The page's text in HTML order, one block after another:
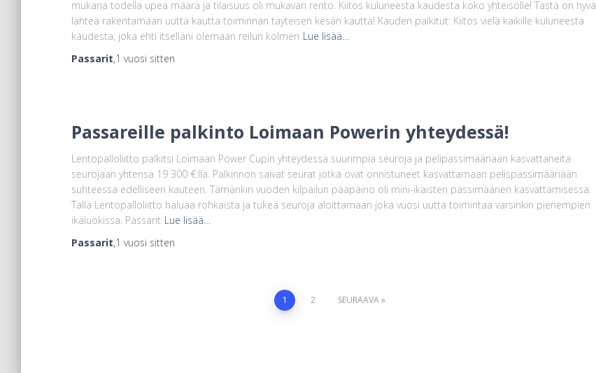
mukana todella upea määrä ja tilaisuus oli mukavan rento. Kiitos kuluneesta kaudesta koko yhteisölle! Tästä on hyvä
lähteä rakentamaan uutta kautta toiminnan täyteisen kesän kautta! Kauden palkitut: Kiitos vielä kaikille kuluneesta
kaudesta, joka ehti itselläni olemaan reilun kolmen Lue lisää…
Passarit,1 vuosi sitten
Passareille palkinto Loimaan Powerin yhteydessä!
Lentopalloliitto palkitsi Loimaan Power Cupin yhteydessä suurimpia seuroja ja pelipassimääriään kasvattaneita
seurojaan yhtensä 19 300 €:lla. Palkinnon saivat seurat jotka ovat onnistuneet kasvattamaan pelispassimääriään
suhteessa edelliseen kauteen. Tämänkin vuoden kilpailun pääpaino oli mini-ikäisten passimäärien kasvattamisessa.
Tällä Lentopalloliitto haluaa rohkaista ja tukea seuroja aloittamaan joka vuosi uutta toimintaa varsinkin pienempien
ikäluokissa. Passarit Lue lisää…
Passarit,1 vuosi sitten
1 2 SEURAAVA